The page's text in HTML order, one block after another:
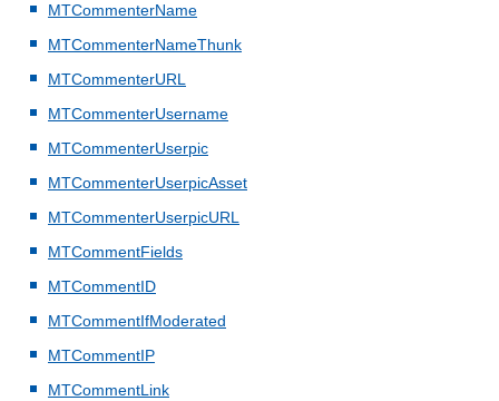
MTCommenterName
MTCommenterNameThunk
MTCommenterURL
MTCommenterUsername
MTCommenterUserpic
MTCommenterUserpicAsset
MTCommenterUserpicURL
MTCommentFields
MTCommentID
MTCommentIfModerated
MTCommentIP
MTCommentLink